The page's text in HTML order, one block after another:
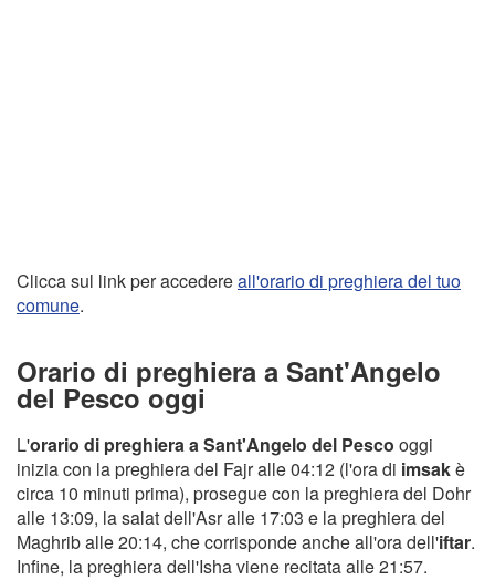
Clicca sul link per accedereall'orario di preghiera del tuo
comune.
Orario di preghiera a Sant'Angelo
del Pesco oggi
L'orario di preghiera a Sant'Angelo del Pesco oggi
inizia con la preghiera del Fajr alle 04:12 (l'ora di imsakè
circa 10 minuti prima), prosegue con la preghiera del Dohr
alle 13:09, la salat dell'Asr alle 17:03 e la preghiera del
Maghrib alle 20:14, che corrisponde anche all'ora dell'iftar.
Infine, la preghiera dell'Isha viene recitata alle 21:57.